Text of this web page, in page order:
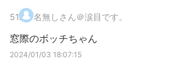
51. 名無しさん＠涙目です。
窓際のボッチちゃん
2024/01/03 18:07:15